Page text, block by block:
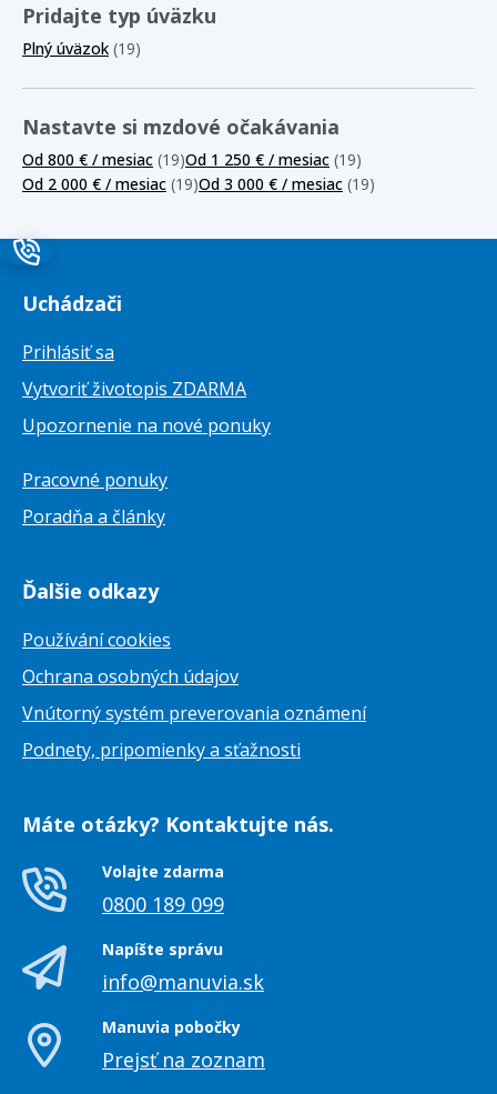
Pridajte typ úväzku
Plný úväzok (19)
Nastavte si mzdové očakávania
Od 800 € / mesiac (19)Od 1 250 € / mesiac (19)
Od 2 000 € / mesiac (19)Od 3 000 € / mesiac (19)
Uchádzači
Prihlásiť sa
Vytvoriť životopis ZDARMA
Upozornenie na nové ponuky
Pracovné ponuky
Poradňa a články
Ďalšie odkazy
Používání cookies
Ochrana osobných údajov
Vnútorný systém preverovania oznámení
Podnety, pripomienky a sťažnosti
Máte otázky? Kontaktujte nás.
Volajte zdarma
0800 189 099
Napíšte správu
info@manuvia.sk
Manuvia pobočky
Prejsť na zoznam